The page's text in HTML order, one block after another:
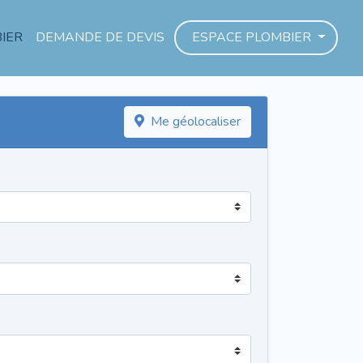
DEMANDE DE DEVIS ESPACE PLOMBIER
Me géolocaliser